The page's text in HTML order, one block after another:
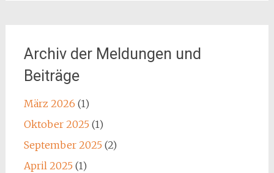
Archiv der Meldungen und
Beiträge
März 2026 (1)
Oktober 2025(1)
September 2025(2)
April 2025(1)